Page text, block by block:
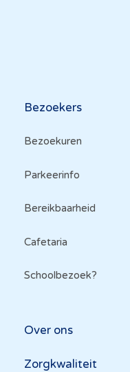
Bezoekers
Bezoekuren
Parkeerinfo
Bereikbaarheid
Cafetaria
Schoolbezoek?
Top
menu
Over ons
Zorgkwaliteit